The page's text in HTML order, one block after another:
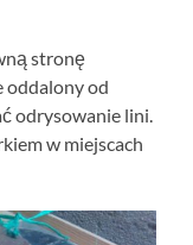
stronę
oddalony od
odrysowanie lini.
w miejscach